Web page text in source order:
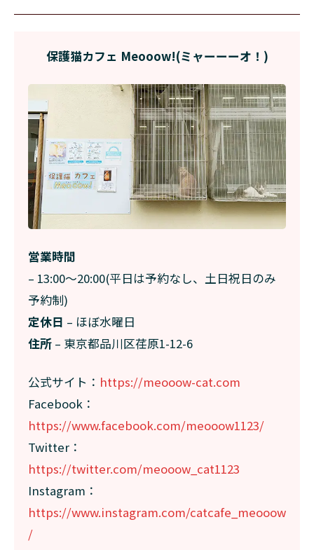
保護猫カフェ Meooow!(ミャーーーオ！)
営業時間
– 13:00〜20:00(平日は予約なし、土日祝日のみ
予約制)
定休日 – ほぼ水曜日
住所 – 東京都品川区荏原1-12-6
公式サイト： https://meooow-cat.com
Facebook：
https://www.facebook.com/meooow1123/
Twitter：
https://twitter.com/meooow_cat1123
Instagram：
https://www.instagram.com/catcafe_meooow
/